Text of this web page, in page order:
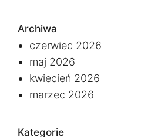
Archiwa
czerwiec 2026
maj 2026
kwiecień 2026
marzec 2026
Kategorie